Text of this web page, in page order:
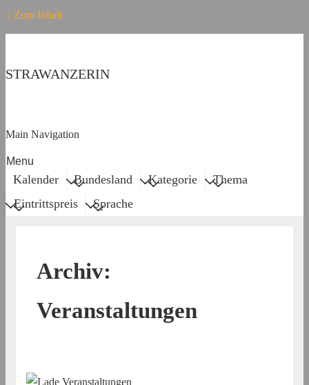
↓ Zum Inhalt
STRAWANZERIN
Main Navigation
Menu
Kalender Bundesland Kategorie
Thema
Eintrittspreis
Sprache
Archiv:
Veranstaltungen